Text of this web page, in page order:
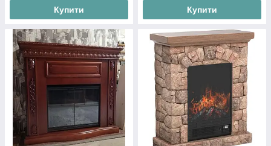
Купити Купити